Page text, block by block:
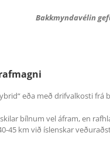
Bakkmyndavélin
eða með drifvalkosti frá
bílnum vel áfram, en
45 km við íslenskar